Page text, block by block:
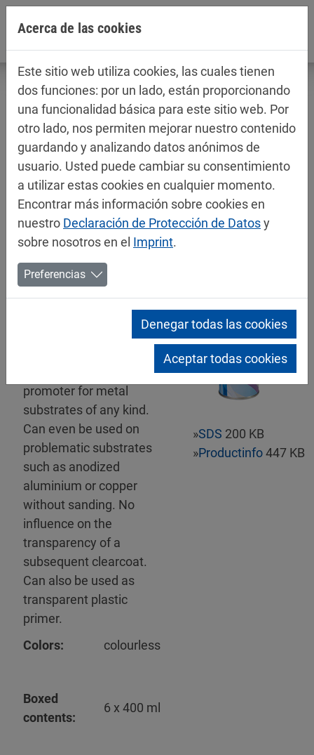
Jump directly to main navigation
Jump directly to content
Fichas técnicas / fichas de datos de
seguridad
Pinturas para automóviles
Mipa 1K-Haftpromoter-
promoter for metal
substrates of any kind.
Can even be used on
problematic substrates
such as anodized
aluminium or copper
without sanding. No
influence on the
transparency of a
subsequent clearcoat.
Can also be used as
transparent plastic
primer.
Colors:
colourless
Boxed
contents:
6 x 400 ml
»SDS 200 KB
»Productinfo447 KB
Acerca de las cookies
Este sitio web utiliza cookies, las cuales tienen
dos funciones: por un lado, están proporcionando
una funcionalidad básica para este sitio web. Por
otro lado, nos permiten mejorar nuestro contenido
guardando y analizando datos anónimos de
usuario. Usted puede cambiar su consentimiento
a utilizar estas cookies en cualquier momento.
Encontrar más información sobre cookies en
nuestro Declaración de Protección de Datosy
sobre nosotros en el Imprint.
Preferencias
Denegar todas las cookies
Aceptar todas cookies